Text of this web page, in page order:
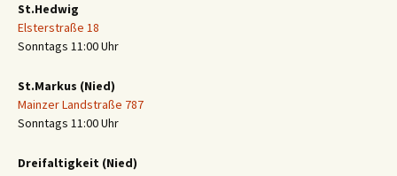
St.Hedwig
Elsterstraße 18
Sonntags 11:00 Uhr
St.Markus (Nied)
Mainzer Landstraße 787
Sonntags 11:00 Uhr
Dreifaltigkeit (Nied)